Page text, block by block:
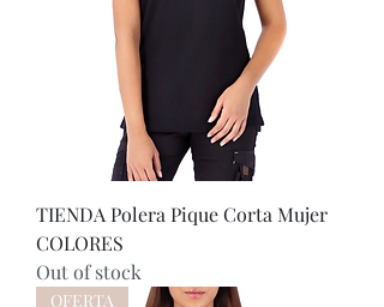
TIENDA Polera Pique Corta Mujer
COLORES
Out of stock
OFERTA